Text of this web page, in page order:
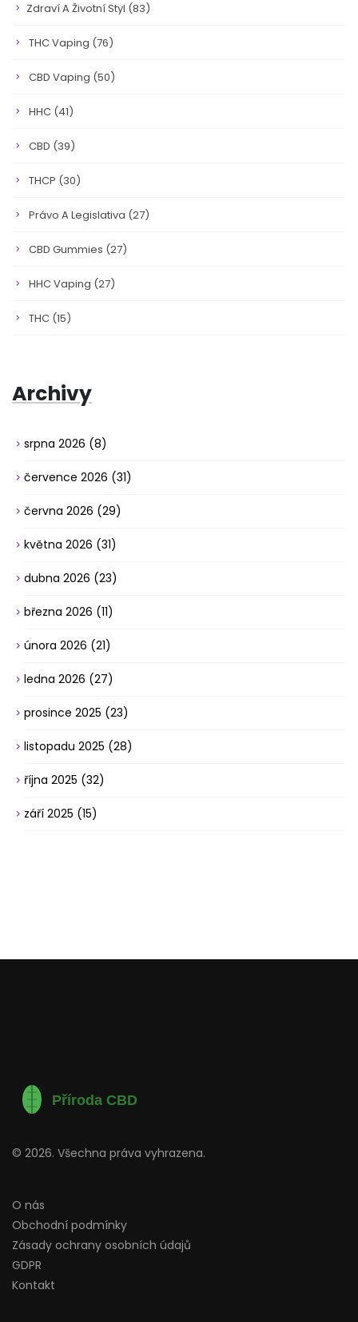
Zdraví A Životní Styl (83)
THC Vaping (76)
CBD Vaping (50)
HHC (41)
CBD (39)
THCP (30)
Právo A Legislativa (27)
CBD Gummies (27)
HHC Vaping (27)
THC (15)
Archivy
srpna 2026 (8)
července 2026 (31)
června 2026 (29)
května 2026 (31)
dubna 2026 (23)
března 2026 (11)
února 2026 (21)
ledna 2026 (27)
prosince 2025 (23)
listopadu 2025 (28)
října 2025 (32)
září 2025 (15)
© 2026. Všechna práva vyhrazena.
O nás
Obchodní podmínky
Zásady ochrany osobních údajů
GDPR
Kontakt